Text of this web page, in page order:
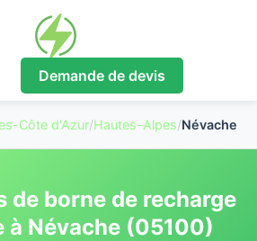
Demande de devis
Côte d'Azur/Hautes-Alpes/Névache
de borne de recharge
à Névache (05100)